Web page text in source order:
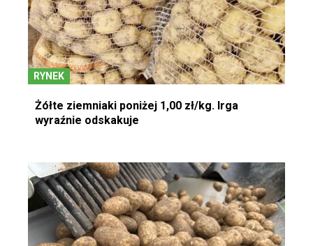
RYNEK
Żółte ziemniaki poniżej 1,00 zł/kg. Irga
wyraźnie odskakuje